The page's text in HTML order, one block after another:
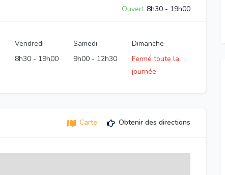
Ouvert 8h30 - 19h00
Vendredi
8h30- 19h00
Samedi
9h00- 12h30
Dimanche
Fermé toute la
journée
Carte Obtenir des directions